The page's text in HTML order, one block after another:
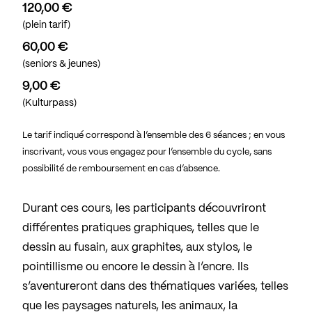
120,00 €
(plein tarif)
60,00 €
(seniors & jeunes)
9,00 €
(Kulturpass)
Le tarif indiqué correspond à l’ensemble des 6 séances ; en vous
inscrivant, vous vous engagez pour l’ensemble du cycle, sans
possibilité de remboursement en cas d’absence.
Durant ces cours, les participants découvriront
différentes pratiques graphiques, telles que le
dessin au fusain, aux graphites, aux stylos, le
pointillisme ou encore le dessin à l’encre. Ils
s’aventureront dans des thématiques variées, telles
que les paysages naturels, les animaux, la